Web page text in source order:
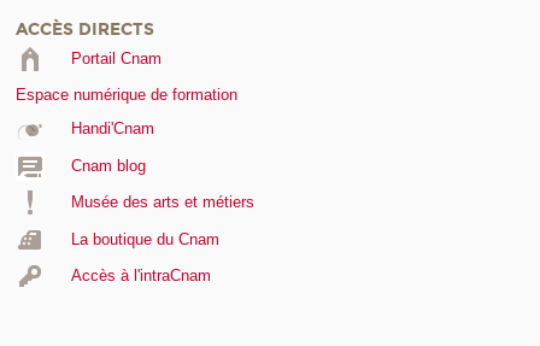
ACCÈS DIRECTS
Portail Cnam
Espace numérique de formation
Handi'Cnam
Cnam blog
Musée des arts et métiers
La boutique du Cnam
Accès à l'intraCnam